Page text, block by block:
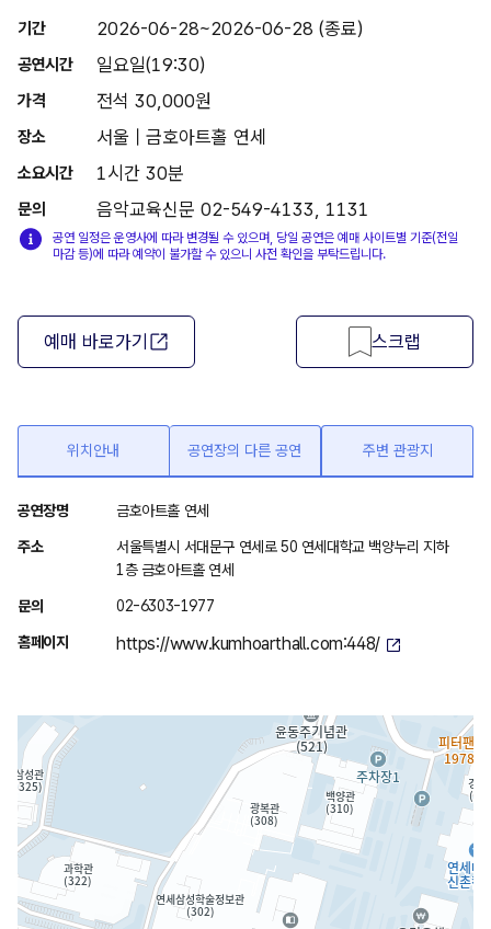
기간 2026-06-28~2026-06-28 (종료)
공연시간 일요일(19:30)
가격 전석 30,000원
장소 서울 | 금호아트홀 연세
소요시간 1시간 30분
문의 음악교육신문 02-549-4133, 1131
공연 일정은 운영사에 따라 변경될 수 있으며, 당일 공연은 예매 사이트별 기준(전일
마감 등)에 따라 예약이 불가할 수 있으니 사전 확인을 부탁드립니다.
예매 바로가기 스크랩
위치안내 공연장의 다른 공연 주변 관광지
위
치
내
공연장명 금호아트홀 연세
주소
서울특별시 서대문구 연세로 50 연세대학교 백양누리 지하
1층 금호아트홀 연세
문의 02-6303-1977
홈페이지 https://www.kumhoarthall.com:448/